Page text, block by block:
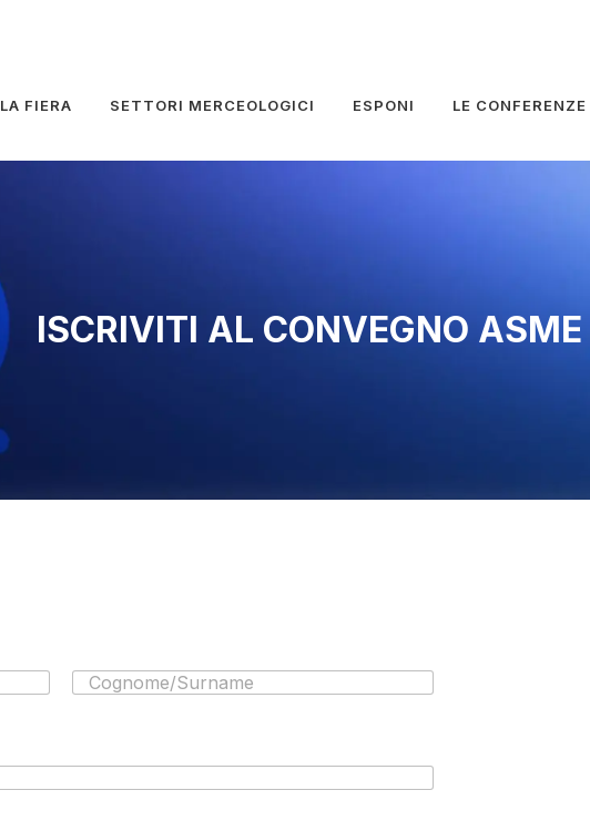
LA FIERA SETTORI MERCEOLOGICI ESPONI LE CONFERENZE
ISCRIVITI AL CONVEGNO ASME